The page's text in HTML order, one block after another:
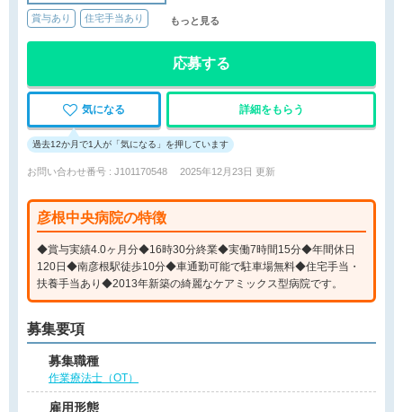
賞与あり 住宅手当あり もっと見る
応募する
気になる 詳細をもらう
過去12か月で1人が「気になる」を押しています
お問い合わせ番号 : J101170548 2025年12月23日 更新
彦根中央病院の特徴
◆賞与実績4.0ヶ月分◆16時30分終業◆実働7時間15分◆年間休日
120日◆南彦根駅徒歩10分◆車通勤可能で駐車場無料◆住宅手当・
扶養手当あり◆2013年新築の綺麗なケアミックス型病院です。
募集要項
募集職種
作業療法士（OT）
雇用形態